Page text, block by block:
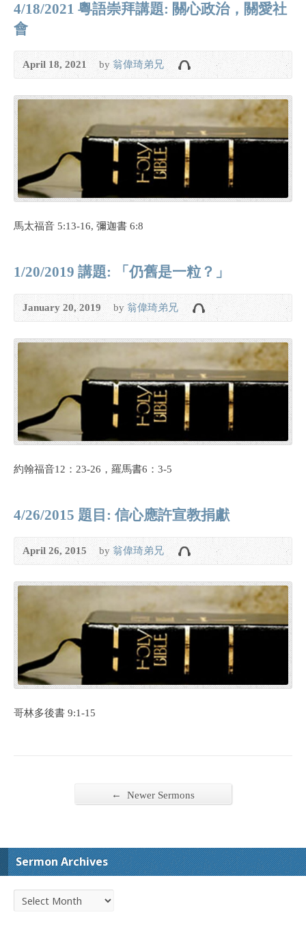
4/18/2021 粵語崇拜講題: 關心政治，關愛社
會
April 18, 2021 by 翁偉琦弟兄
馬太福音 5:13-16, 彌迦書 6:8
1/20/2019 講題: 「仍舊是一粒？」
January 20, 2019 by 翁偉琦弟兄
約翰福音12：23-26，羅馬書6：3-5
4/26/2015 題目: 信心應許宣教捐獻
April 26, 2015 by 翁偉琦弟兄
哥林多後書 9:1-15
← Newer Sermons
Sermon Archives